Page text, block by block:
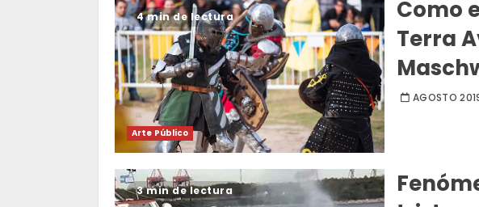
4 min de lectura
Arte Público
Como
Terra
AGOSTO
3 min de lectura